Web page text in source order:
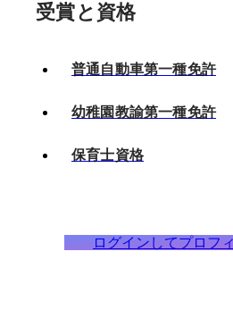
受賞と資格
普通自動車第一種免許
幼稚園教諭第一種免許
保育士資格
ログインしてプロフ